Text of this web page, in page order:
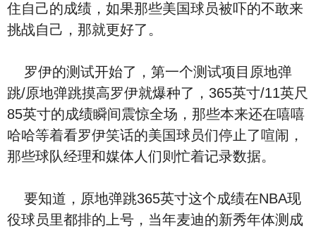
住自己的成绩，如果那些美国球员被吓的不敢来
挑战自己，那就更好了。
罗伊的测试开始了，第一个测试项目原地弹
跳/原地弹跳摸高罗伊就爆种了，365英寸/11英尺
85英寸的成绩瞬间震惊全场，那些本来还在嘻嘻
哈哈等着看罗伊笑话的美国球员们停止了喧闹，
那些球队经理和媒体人们则忙着记录数据。
要知道，原地弹跳365英寸这个成绩在NBA现
役球员里都排的上号，当年麦迪的新秀年体测成